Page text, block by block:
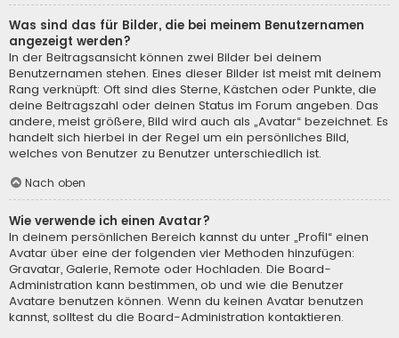
Was sind das für Bilder, die bei meinem Benutzernamen
angezeigt werden?
In der Beitragsansicht können zwei Bilder bei deinem
Benutzernamen stehen. Eines dieser Bilder ist meist mit deinem
Rang verknüpft: Oft sind dies Sterne, Kästchen oder Punkte, die
deine Beitragszahl oder deinen Status im Forum angeben. Das
andere, meist größere, Bild wird auch als „Avatar“ bezeichnet. Es
handelt sich hierbei in der Regel um ein persönliches Bild,
welches von Benutzer zu Benutzer unterschiedlich ist.
Nach oben
Wie verwende ich einen Avatar?
In deinem persönlichen Bereich kannst du unter „Profil“ einen
Avatar über eine der folgenden vier Methoden hinzufügen:
Gravatar, Galerie, Remote oder Hochladen. Die Board-
Administration kann bestimmen, ob und wie die Benutzer
Avatare benutzen können. Wenn du keinen Avatar benutzen
kannst, solltest du die Board-Administration kontaktieren.